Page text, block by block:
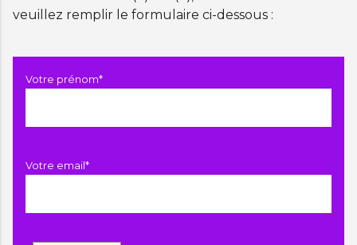
veuillez remplir le formulaire ci-dessous :
Champ
obligatoire
Votre prénom*
Champ
obligatoire
Votre email*